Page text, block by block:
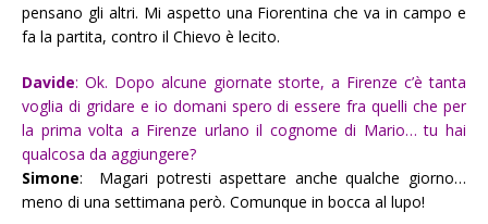
pensano gli altri. Mi aspetto una Fiorentina che va in campo e
fa la partita, contro il Chievo è lecito.
Davide: Ok. Dopo alcune giornate storte, a Firenze c’è tanta
voglia di gridare e io domani spero di essere fra quelli che per
la prima volta a Firenze urlano il cognome di Mario… tu hai
qualcosa da aggiungere?
Simone: Magari potresti aspettare anche qualche giorno…
meno di una settimana però. Comunque in bocca al lupo!